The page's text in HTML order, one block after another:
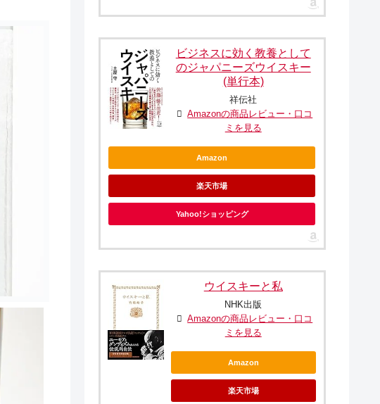
ビジネスに効く教養として
のジャパニーズウイスキー
(単行本)
祥伝社
Amazonの商品レビュー・口コ
ミを見る
Amazon
楽天市場
Yahoo!ショッピング
ウイスキーと私
NHK出版
Amazonの商品レビュー・口コ
ミを見る
Amazon
楽天市場